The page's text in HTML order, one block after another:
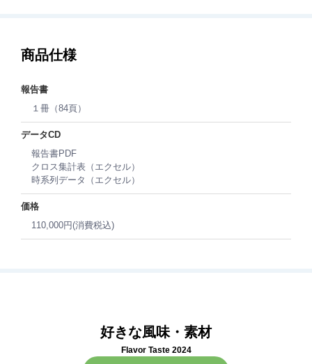
商品仕様
報告書
１冊（84頁）
データCD
報告書PDF
クロス集計表（エクセル）
時系列データ（エクセル）
価格
110,000円(消費税込)
好きな風味・素材
Flavor Taste 2024